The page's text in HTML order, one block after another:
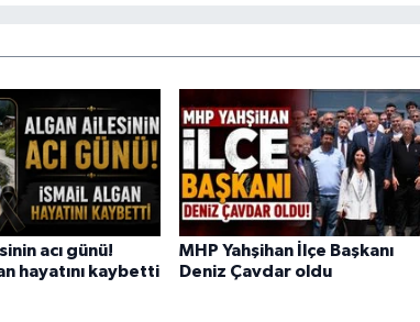
acı günü!
hayatını kaybetti
MHP Yahşihan İlçe Başkanı
Deniz Çavdar oldu